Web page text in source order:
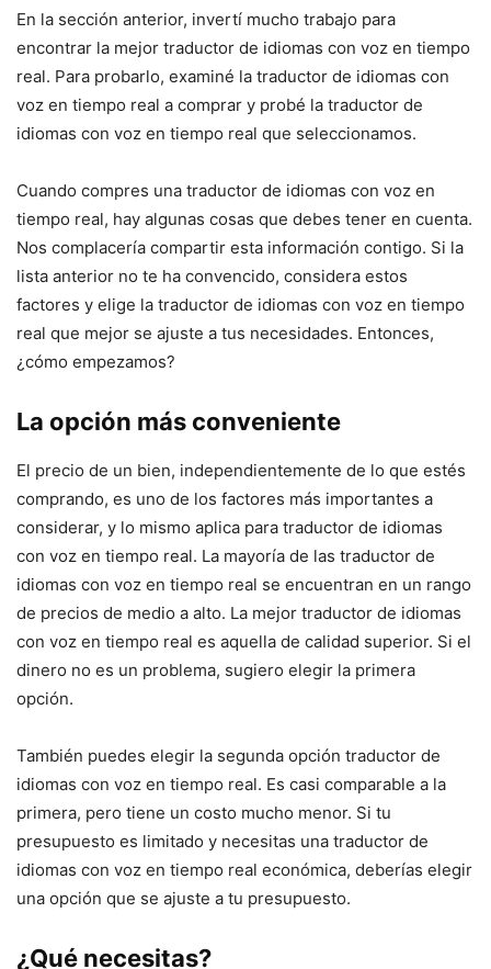
En la sección anterior, invertí mucho trabajo para
encontrar la mejor traductor de idiomas con voz en tiempo
real. Para probarlo, examiné la traductor de idiomas con
voz en tiempo real a comprar y probé la traductor de
idiomas con voz en tiempo real que seleccionamos.
Cuando compres una traductor de idiomas con voz en
tiempo real, hay algunas cosas que debes tener en cuenta.
Nos complacería compartir esta información contigo. Si la
lista anterior no te ha convencido, considera estos
factores y elige la traductor de idiomas con voz en tiempo
real que mejor se ajuste a tus necesidades. Entonces,
¿cómo empezamos?
La opción más conveniente
El precio de un bien, independientemente de lo que estés
comprando, es uno de los factores más importantes a
considerar, y lo mismo aplica para traductor de idiomas
con voz en tiempo real. La mayoría de las traductor de
idiomas con voz en tiempo real se encuentran en un rango
de precios de medio a alto. La mejor traductor de idiomas
con voz en tiempo real es aquella de calidad superior. Si el
dinero no es un problema, sugiero elegir la primera
opción.
También puedes elegir la segunda opción traductor de
idiomas con voz en tiempo real. Es casi comparable a la
primera, pero tiene un costo mucho menor. Si tu
presupuesto es limitado y necesitas una traductor de
idiomas con voz en tiempo real económica, deberías elegir
una opción que se ajuste a tu presupuesto.
¿Qué necesitas?